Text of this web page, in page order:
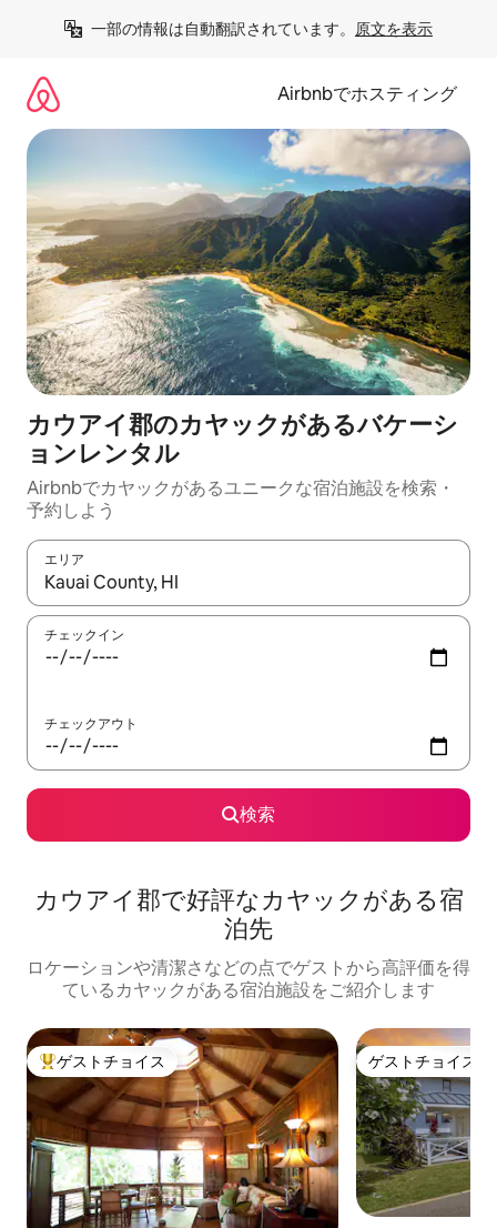
一部の情報は自動翻訳されています。 原文を表示
Airbnbでホスティング
カウアイ郡のカヤックがあるバケーシ
ョンレンタル
Airbnbでカヤックがあるユニークな宿泊施設を検索・
予約しよう
エリア
検索結果が表示されたら、上下の矢印キーを使って移動するか
チェックイン
チェックアウト
検索
カウアイ郡で好評なカヤックがある宿
泊先
ロケーションや清潔さなどの点でゲストから高評価を得
ているカヤックがある宿泊施設をご紹介します
大好評のゲストチョイスです。
ゲストチョイス ゲストチョイス
ゲストチョイス